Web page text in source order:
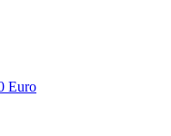
Euro